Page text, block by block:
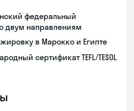
федеральный
двум направлениям
в Марокко и Египте
сертификат TEFL/TESOL